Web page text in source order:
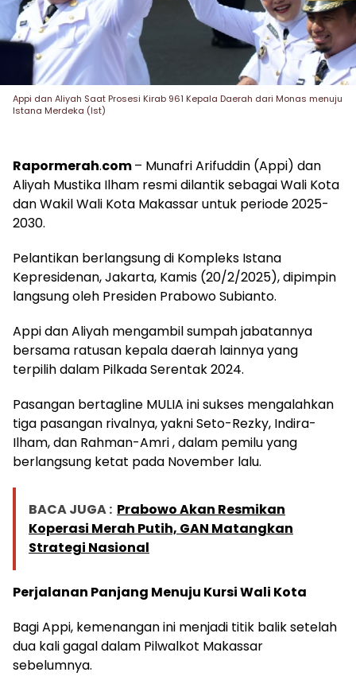
Appi dan Aliyah Saat Prosesi Kirab 961 Kepala Daerah dari Monas menuju
Istana Merdeka (Ist)
Rapormerah.com– Munafri Arifuddin (Appi) dan
Aliyah Mustika Ilham resmi dilantik sebagai Wali Kota
dan Wakil Wali Kota Makassar untuk periode 2025-
2030.
Pelantikan berlangsung di Kompleks Istana
Kepresidenan, Jakarta, Kamis (20/2/2025), dipimpin
langsung oleh Presiden Prabowo Subianto.
Appi dan Aliyah mengambil sumpah jabatannya
bersama ratusan kepala daerah lainnya yang
terpilih dalam Pilkada Serentak 2024.
Pasangan bertagline MULIA ini sukses mengalahkan
tiga pasangan rivalnya, yakni Seto-Rezky, Indira-
Ilham, dan Rahman-Amri , dalam pemilu yang
berlangsung ketat pada November lalu.
BACA JUGA : Prabowo Akan Resmikan
Koperasi Merah Putih, GAN Matangkan
Strategi Nasional
Perjalanan Panjang Menuju Kursi Wali Kota
Bagi Appi, kemenangan ini menjadi titik balik setelah
dua kali gagal dalam Pilwalkot Makassar
sebelumnya.